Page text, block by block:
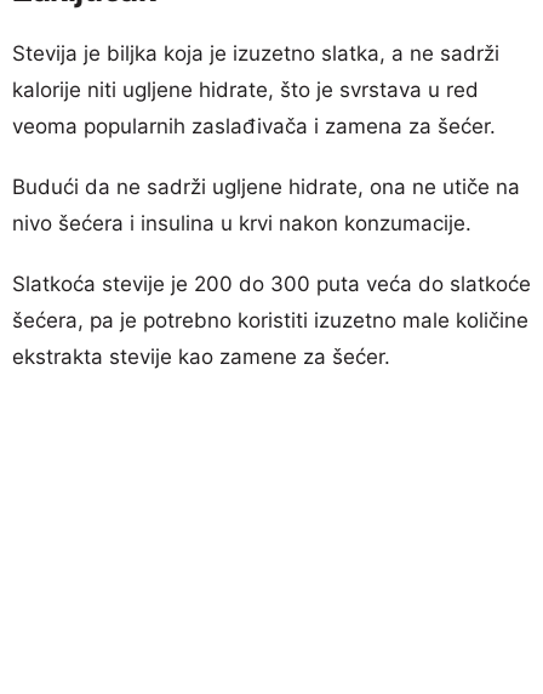
Stevija je biljka koja je izuzetno slatka, a ne sadrži
kalorije niti ugljene hidrate, što je svrstava u red
veoma popularnih zaslađivača i zamena za šećer.
Budući da ne sadrži ugljene hidrate, ona ne utiče na
nivo šećera i insulina u krvi nakon konzumacije.
Slatkoća stevije je 200 do 300 puta veća do slatkoće
šećera, pa je potrebno koristiti izuzetno male količine
ekstrakta stevije kao zamene za šećer.